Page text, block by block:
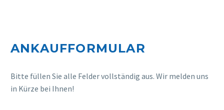
ANKAUFFORMULAR
Bitte füllen Sie alle Felder vollständig aus. Wir melden uns
in Kürze bei Ihnen!